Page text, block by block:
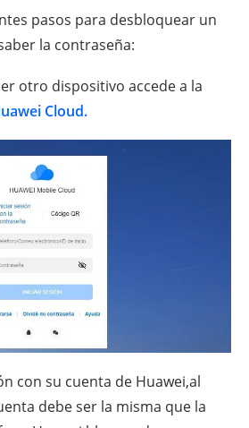
pasos para desbloquear un
la contraseña:
otro dispositivo accede a la
Cloud.
con su cuenta de Huawei,al
debe ser la misma que la